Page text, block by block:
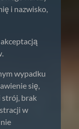
i nazwisko,
wypadku
się,
strój, brak
w